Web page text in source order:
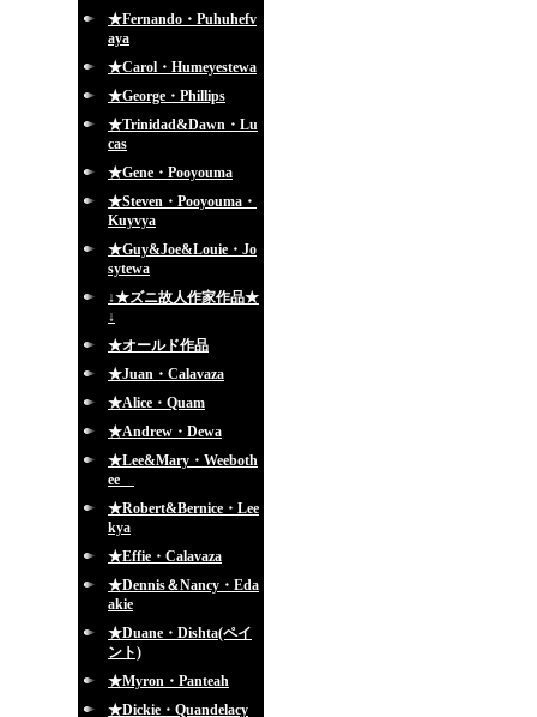
★Fernando・Puhuhefv
aya
★Carol・Humeyestewa
★George・Phillips
★Trinidad&Dawn・Lu
cas
★Gene・Pooyouma
★Steven・Pooyouma・
Kuyvya
★Guy&Joe&Louie・Jo
sytewa
↓★ズニ故人作家作品★
↓
★オールド作品
★Juan・Calavaza
★Alice・Quam
★Andrew・Dewa
★Lee&Mary・Weeboth
ee
★Robert&Bernice・Lee
kya
★Effie・Calavaza
★Dennis＆Nancy・Eda
akie
★Duane・Dishta(ペイ
ント)
★Myron・Panteah
★Dickie・Quandelacy